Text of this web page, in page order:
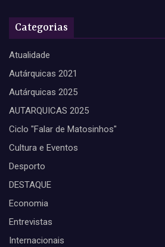
Categorias
Atualidade
Autárquicas 2021
Autárquicas 2025
AUTARQUICAS 2025
Ciclo "Falar de Matosinhos"
Cultura e Eventos
Desporto
DESTAQUE
Economia
Entrevistas
Internacionais